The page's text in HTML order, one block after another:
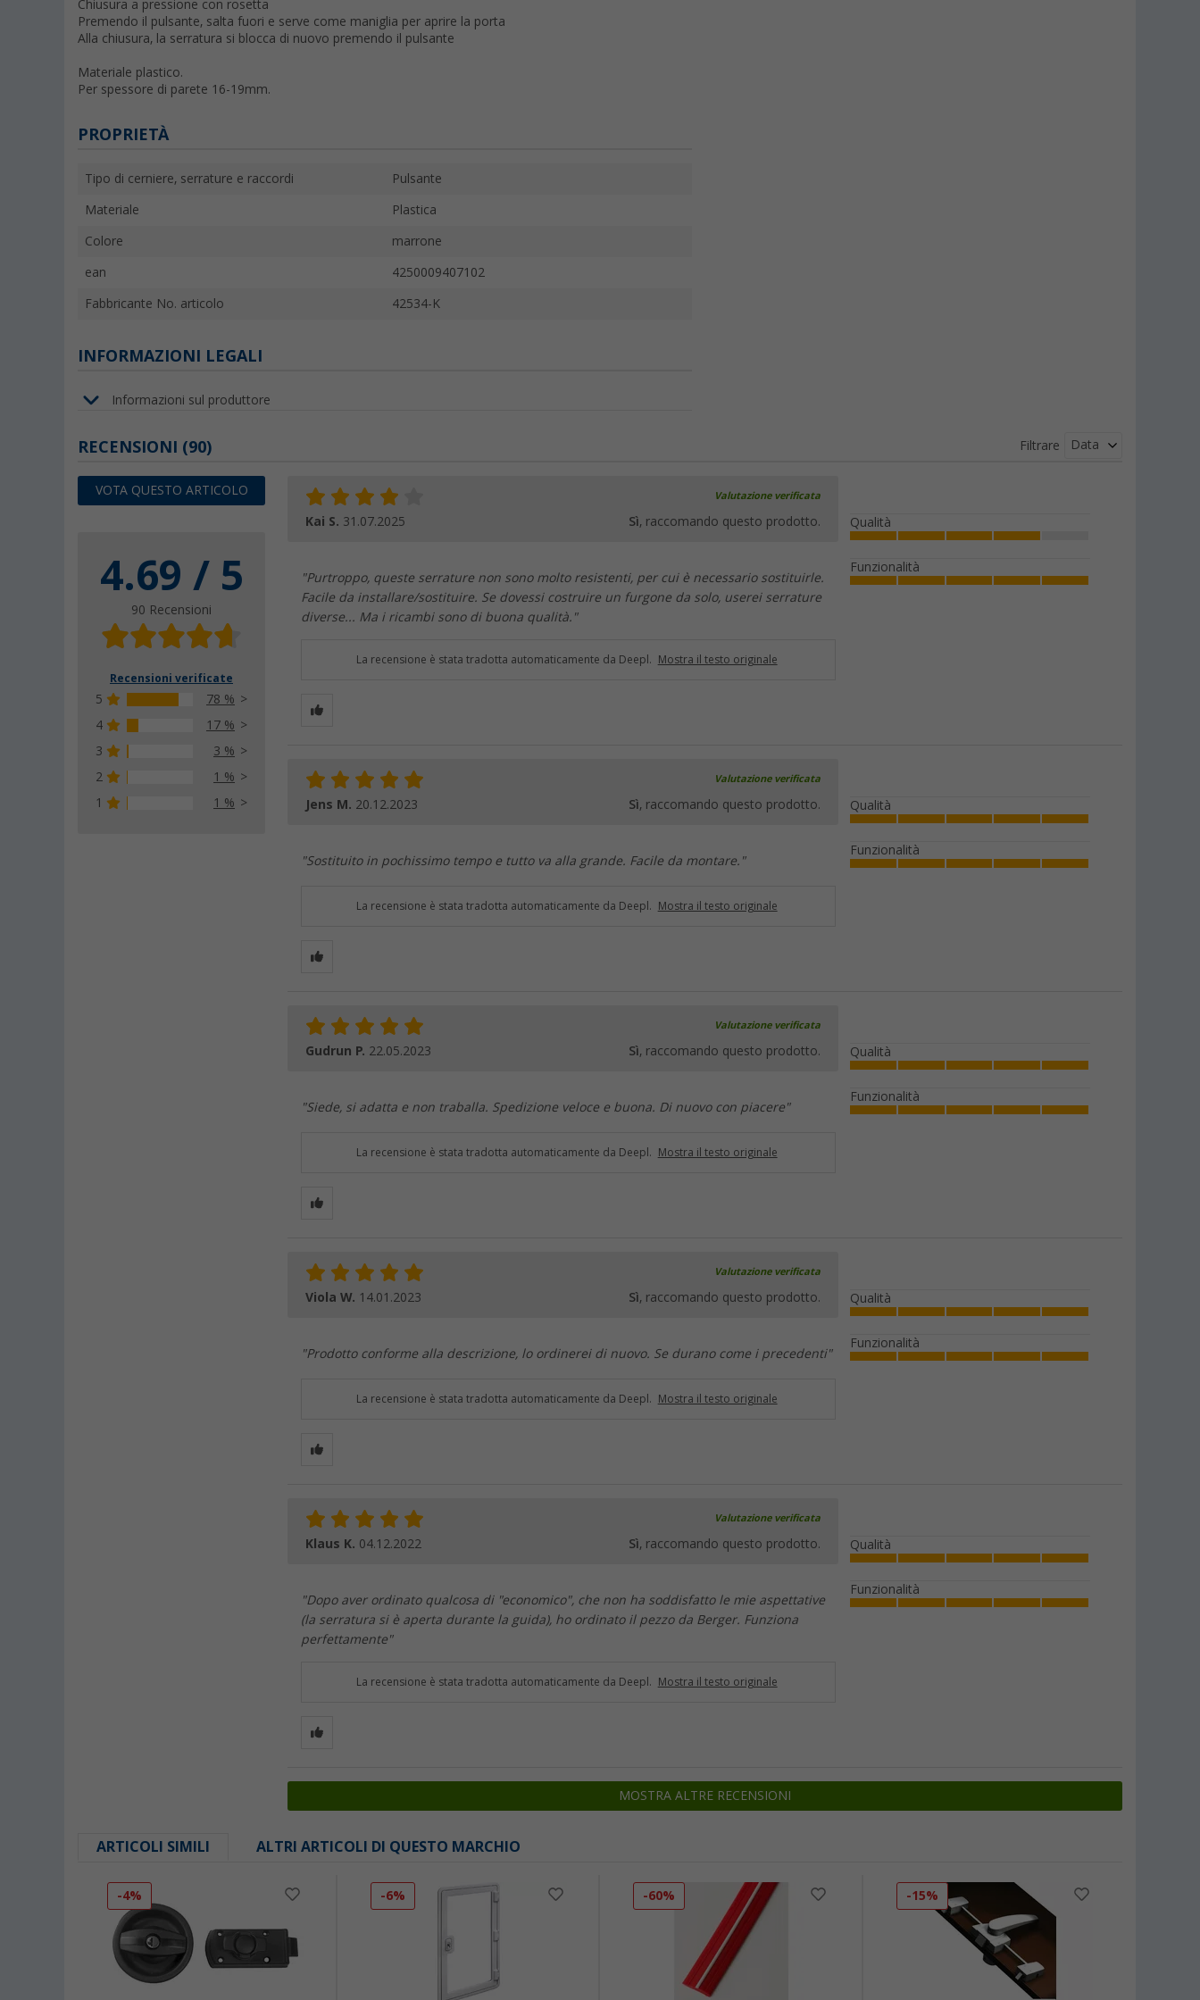
Chiusura a pressione con rosetta
Premendo il pulsante, salta fuori e serve come maniglia per aprire la porta
Alla chiusura, la serratura si blocca di nuovo premendo il pulsante
Materiale plastico.
Per spessore di parete 16-19mm.
PROPRIETÀ
Tipo di cerniere, serrature e raccordi Pulsante
Materiale Plastica
Colore marrone
ean 4250009407102
Fabbricante No. articolo 42534-K
INFORMAZIONI LEGALI
Informazioni sul produttore
RECENSIONI (90)
VOTA QUESTO ARTICOLO
4.69 / 5
90 Recensioni
Recensioni verificate
5
78 %
4
17 %
3
3 %
2
1 %
1
1 %
Filtrare Data
Valutazione verificata
Kai S. 31.07.2025 Sì, raccomando questo prodotto.
"Purtroppo, queste serrature non sono molto resistenti, per cui è necessario sostituirle.
Facile da installare/sostituire. Se dovessi costruire un furgone da solo, userei serrature
diverse... Ma i ricambi sono di buona qualità."
Qualità
Funzionalità
La recensione è stata tradotta automaticamente da Deepl. Mostra il testo originale
Valutazione verificata
Jens M. 20.12.2023 Sì, raccomando questo prodotto.
"Sostituito in pochissimo tempo e tutto va alla grande. Facile da montare."
Qualità
Funzionalità
La recensione è stata tradotta automaticamente da Deepl. Mostra il testo originale
Valutazione verificata
Gudrun P. 22.05.2023 Sì, raccomando questo prodotto.
"Siede, si adatta e non traballa. Spedizione veloce e buona. Di nuovo con piacere"
Qualità
Funzionalità
La recensione è stata tradotta automaticamente da Deepl. Mostra il testo originale
Valutazione verificata
Viola W. 14.01.2023 Sì, raccomando questo prodotto.
"Prodotto conforme alla descrizione, lo ordinerei di nuovo. Se durano come i precedenti"
Qualità
Funzionalità
La recensione è stata tradotta automaticamente da Deepl. Mostra il testo originale
Valutazione verificata
Klaus K. 04.12.2022 Sì, raccomando questo prodotto.
"Dopo aver ordinato qualcosa di "economico", che non ha soddisfatto le mie aspettative
(la serratura si è aperta durante la guida), ho ordinato il pezzo da Berger. Funziona
perfettamente"
Qualità
Funzionalità
La recensione è stata tradotta automaticamente da Deepl. Mostra il testo originale
MOSTRA ALTRE RECENSIONI
ARTICOLI SIMILI ALTRI ARTICOLI DI QUESTO MARCHIO
-4% -6% -60% -15%